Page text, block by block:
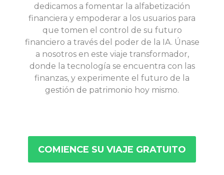
dedicamos a fomentar la alfabetización
financiera y empoderar a los usuarios para
que tomen el control de su futuro
financiero a través del poder de la IA. Únase
a nosotros en este viaje transformador,
donde la tecnología se encuentra con las
finanzas, y experimente el futuro de la
gestión de patrimonio hoy mismo.
COMIENCE SU VIAJE GRATUITO